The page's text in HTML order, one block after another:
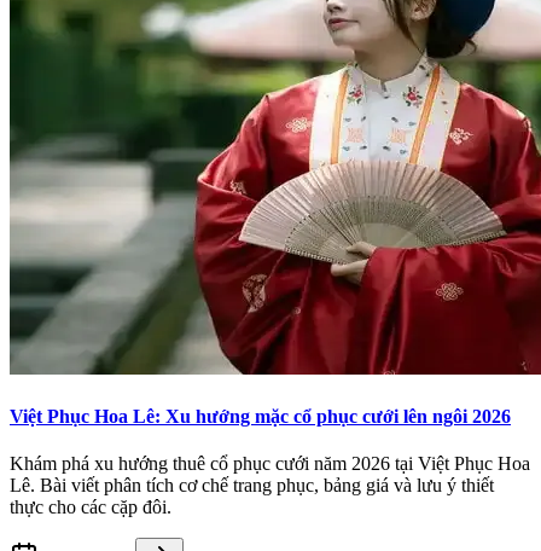
Việt Phục Hoa Lê: Xu hướng mặc cổ phục cưới lên ngôi 2026
Khám phá xu hướng thuê cổ phục cưới năm 2026 tại Việt Phục Hoa
Lê. Bài viết phân tích cơ chế trang phục, bảng giá và lưu ý thiết
thực cho các cặp đôi.